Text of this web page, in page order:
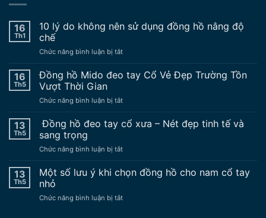
16
Th1
10 lý do không nên sử dụng đồng hồ nâng độ
chế
Chức năng bình luận bị tắtở
lý
do
nên
dụng
nâng
chế
16
Th5
Đồng hồ Mido đeo tay Cổ Vẻ Đẹp Trường Tồn
Vượt Thời Gian
Chức năng bình luận bị tắtở
hồ
Mido
tay
Vẻ
Đẹp
Tồn
13
Th5
Đồng hồ đeo tay cổ xưa – Nét đẹp tinh tế và
sang trọng
Chức năng bình luận bị tắtở
đeo
cổ
13
Th5
Một số lưu ý khi chọn đồng hồ cho nam cổ tay
nhỏ
Chức năng bình luận bị tắtở